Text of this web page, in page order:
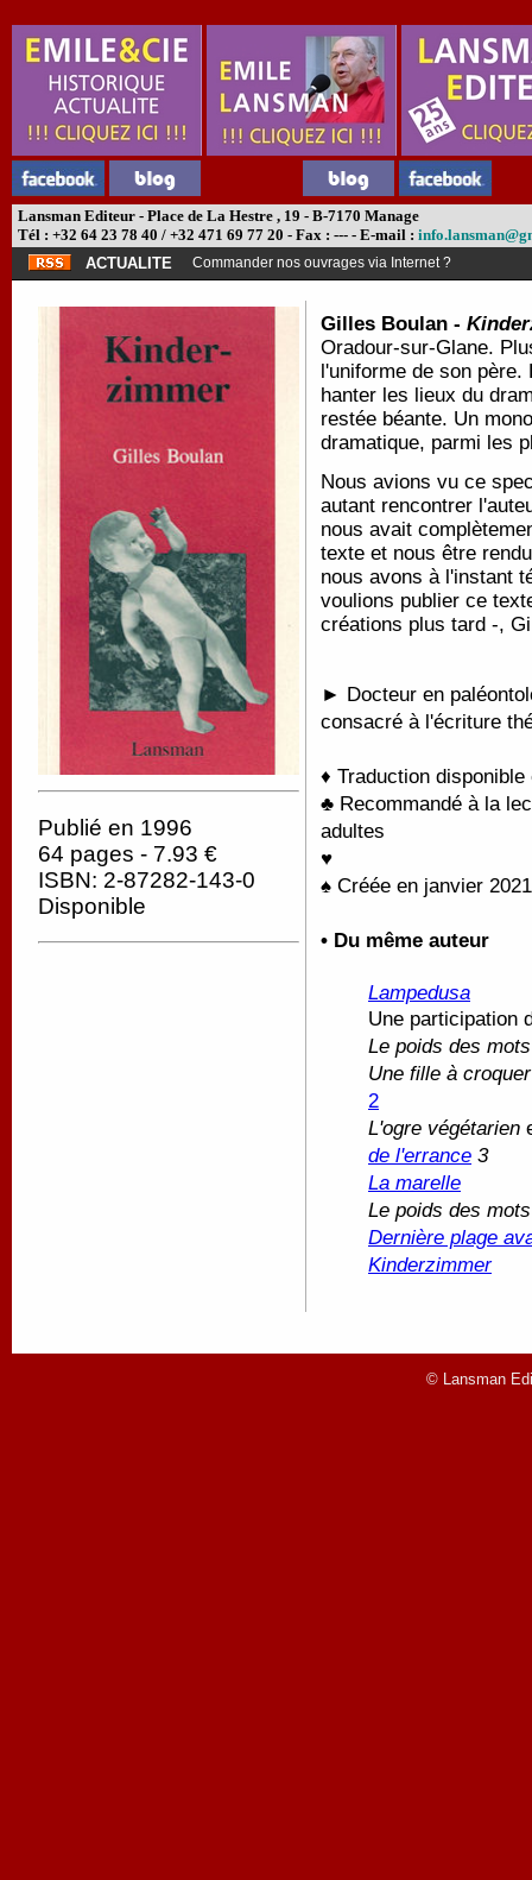
Lansman Editeur - Place de La Hestre , 19 - B-7170 Manage
Tél : +32 64 23 78 40 / +32 471 69 77 20 - Fax : --- - E-mail :
ACTUALITE
Commander nos ouvrages via Internet ?
Publié en 1996
64 pages - 7.93 €
ISBN: 2-87282-143-0
Disponible
Gilles Boulan -
Oradour-sur-Glane.
l'uniforme de son
hanter les lieux du
restée béante. Un
dramatique, parmi les
Nous avions vu ce
autant rencontrer
nous avait
texte et nous être
nous avons à l'instant
voulions publier ce
créations plus tard -,
► Docteur en
consacré à l'écriture
♦ Traduction
♣ Recommandé à la
adultes
♥
♠ Créée en janvier
• Du même auteur
Lampedusa
Une participation
Le poids des mots
Une fille à croquer
2
L'ogre végétarien
de l'errance 3
La marelle
Le poids des mots
Dernière plage
Kinderzimmer
© Lansman